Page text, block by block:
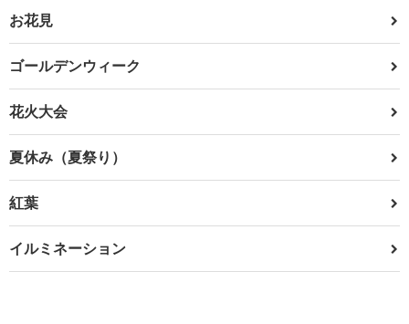
お花見
ゴールデンウィーク
花火大会
夏休み（夏祭り）
紅葉
イルミネーション